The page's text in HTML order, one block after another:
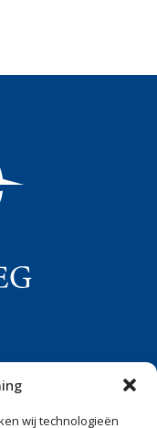
wij technologieën
6e, Dronryp